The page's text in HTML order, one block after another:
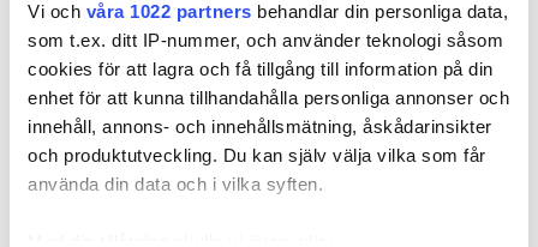
Vi och våra 1022 partners behandlar din personliga data,
som t.ex. ditt IP-nummer, och använder teknologi såsom
cookies för att lagra och få tillgång till information på din
enhet för att kunna tillhandahålla personliga annonser och
innehåll, annons- och innehållsmätning, åskådarinsikter
och produktutveckling. Du kan själv välja vilka som får
använda din data och i vilka syften.
وتقول: ”أريد لأطفالي أن يشعروا بالهدوء والطمأنينة، وأن نعيش
في مكان يمكننا البقاء فيه لفترة طويلة، حيث يمكننا تعليق الصور
وتزيين منزلنا. أريد أن أُرتب منزلي الخاص ولا أضطر إلى الانتقال
مرة أخرى.”
حقائق: نقص البلديات لروتين منع طرد العائلات التي لديها